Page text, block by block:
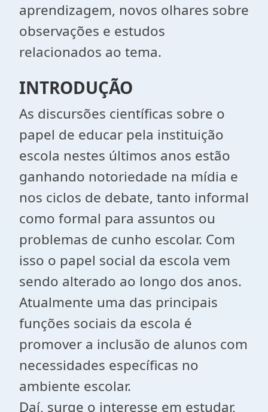
aprendizagem, novos olhares sobre
observações e estudos
relacionados ao tema.
INTRODUÇÃO
As discursões científicas sobre o
papel de educar pela instituição
escola nestes últimos anos estão
ganhando notoriedade na mídia e
nos ciclos de debate, tanto informal
como formal para assuntos ou
problemas de cunho escolar. Com
isso o papel social da escola vem
sendo alterado ao longo dos anos.
Atualmente uma das principais
funções sociais da escola é
promover a inclusão de alunos com
necessidades específicas no
ambiente escolar.
Daí, surge o interesse em estudar,